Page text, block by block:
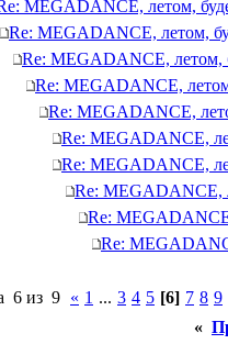
MEGADANCE, летом,
Re: MEGADANCE, летом,
Re: MEGADANCE, летом,
Re: MEGADANCE,
Re: MEGADANCE,
Re: MEGADANCE,
Re: MEGADANCE,
Re: MEGADANCE,
Re:
Re:
6 из 9 « 1 ... 3 4 5 [6] 7 8 9
«